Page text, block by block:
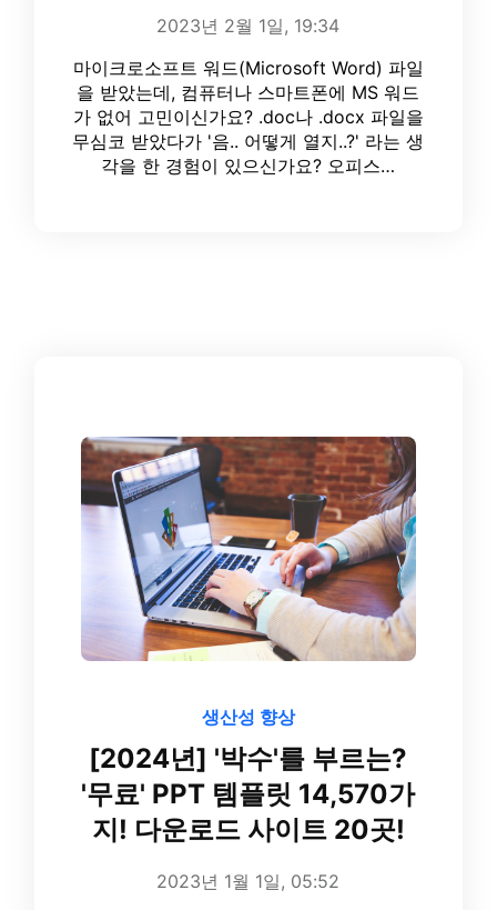
2023년 2월 1일, 19:34
마이크로소프트 워드(Microsoft Word) 파일
을 받았는데, 컴퓨터나 스마트폰에 MS 워드
가 없어 고민이신가요? .doc나 .docx 파일을
무심코 받았다가 '음.. 어떻게 열지..?' 라는 생
각을 한 경험이 있으신가요? 오피스…
생산성 향상
[2024년] '박수'를 부르는?
'무료' PPT 템플릿 14,570가
지! 다운로드 사이트 20곳!
2023년 1월 1일, 05:52